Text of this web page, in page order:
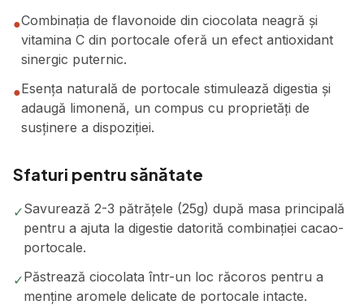
●Combinația de flavonoide din ciocolata neagră și
vitamina C din portocale oferă un efect antioxidant
sinergic puternic.
●Esența naturală de portocale stimulează digestia și
adaugă limonenă, un compus cu proprietăți de
susținere a dispoziției.
Sfaturi pentru sănătate
✓Savurează 2-3 pătrățele (25g) după masa principală
pentru a ajuta la digestie datorită combinației cacao-
portocale.
✓Păstrează ciocolata într-un loc răcoros pentru a
menține aromele delicate de portocale intacte.